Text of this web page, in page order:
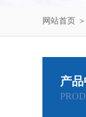
网站首页 ＞
产